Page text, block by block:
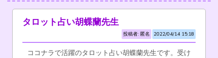
タロット占い胡蝶蘭先生
投稿者: 匿名 2022/04/14 15:18
ココナラで活躍のタロット占い胡蝶蘭先生です。受け